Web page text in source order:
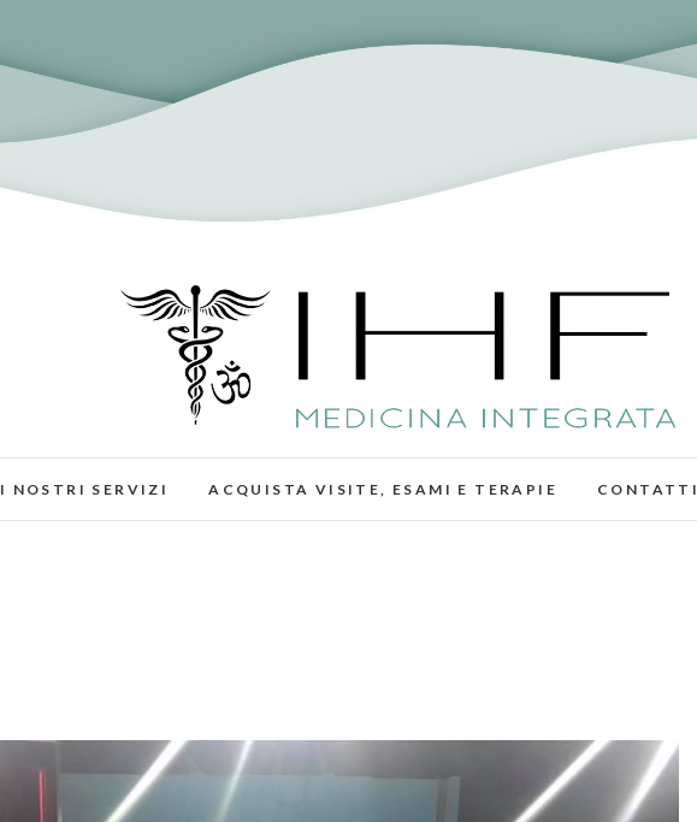
IHF – Medicina Integrata
I NOSTRI SERVIZI ACQUISTA VISITE, ESAMI E TERAPIE CONTATTI